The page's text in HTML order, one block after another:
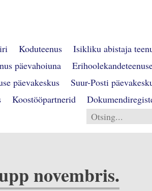
Koduteenus
Isikliku abistaja
päevahoiuna
päevakeskus
Suur-Posti
Koostööpartnerid
novembris.